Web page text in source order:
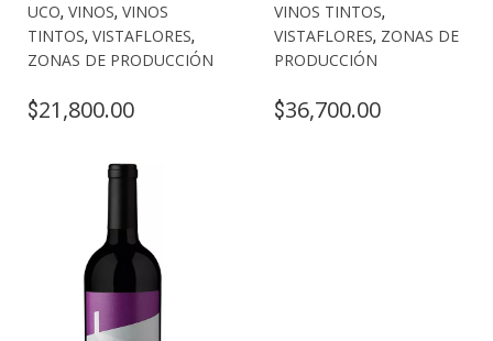
UCO, VINOS, VINOS
TINTOS, VISTAFLORES,
ZONAS DE PRODUCCIÓN
$21,800.00
VINOS TINTOS,
VISTAFLORES, ZONAS DE
PRODUCCIÓN
$36,700.00